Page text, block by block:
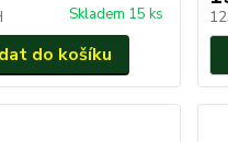
Skladem 15 ks
do košíku